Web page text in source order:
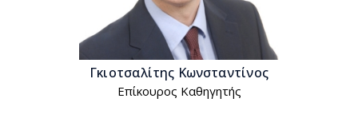
Γκιοτσαλίτης Κωνσταντίνος
Επίκουρος Kαθηγητής